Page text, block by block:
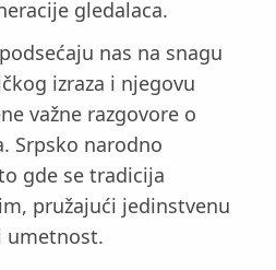
gledalaca.
nas na snagu
izraza i njegovu
važne razgovore o
Srpsko narodno
gde se tradicija
pružajući jedinstvenu
umetnost.